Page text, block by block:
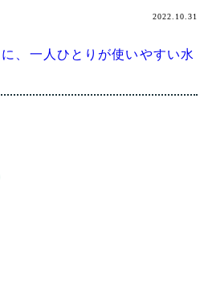
、一人ひとりが使いやすい水
2022.10.31